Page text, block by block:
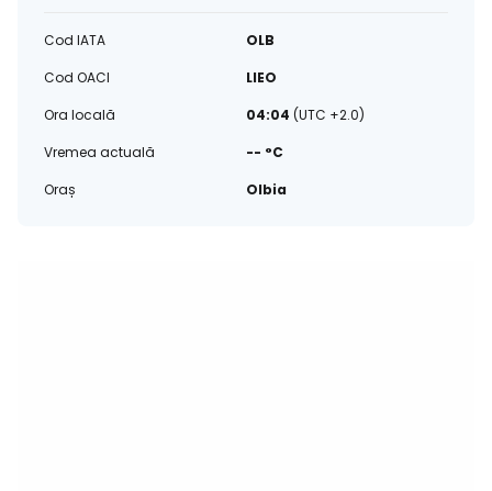
Cod IATA
OLB
Cod OACI
LIEO
Ora locală
04:04 (UTC +2.0)
Vremea actuală
-- °C
Oraș
Olbia